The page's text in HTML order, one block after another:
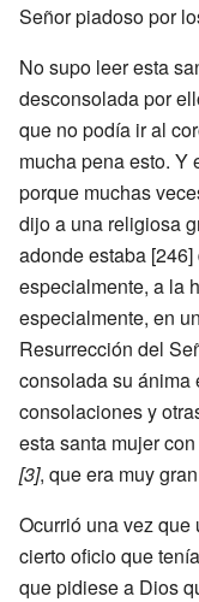
Señor piadoso por
No supo leer esta
desconsolada por
que no podía ir al
mucha pena esto. Y
porque muchas
dijo a una religiosa
adonde estaba
especialmente, a la
especialmente, en
Resurrección del
consolada su ánima
consolaciones y
esta santa mujer
[3], que era muy
Ocurrió una vez
cierto oficio que
que pidiese a Dios